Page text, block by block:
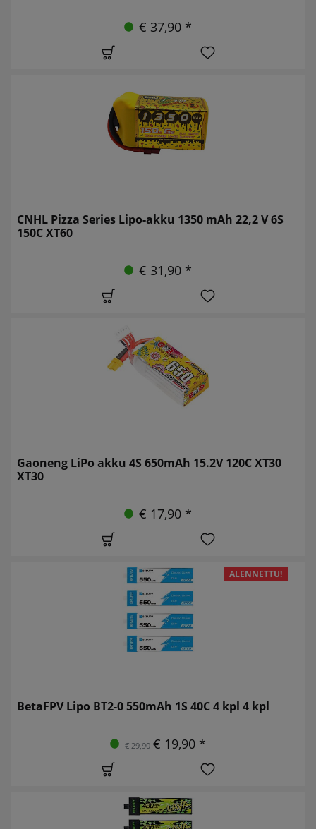
€ 37,90 *
CNHL Pizza Series Lipo-akku 1350 mAh 22,2 V 6S
150C XT60
€ 31,90 *
Gaoneng LiPo akku 4S 650mAh 15.2V 120C XT30
XT30
€ 17,90 *
ALENNETTU!
BetaFPV Lipo BT2-0 550mAh 1S 40C 4 kpl 4 kpl
€ 29,90 € 19,90 *